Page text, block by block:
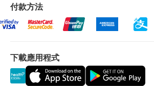
付款方法
下載應用程式